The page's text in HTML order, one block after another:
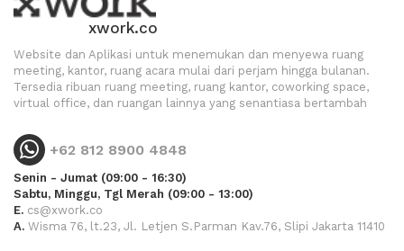
xwork.co
Website dan Aplikasi untuk menemukan dan menyewa ruang
meeting, kantor, ruang acara mulai dari perjam hingga bulanan.
Tersedia ribuan ruang meeting, ruang kantor, coworking space,
virtual office, dan ruangan lainnya yang senantiasa bertambah
+62 812 8900 4848
Senin - Jumat (09:00 - 16:30)
Sabtu, Minggu, Tgl Merah (09:00 - 13:00)
E. cs@xwork.co
A. Wisma 76, lt.23, Jl. Letjen S.Parman Kav.76, Slipi Jakarta 11410